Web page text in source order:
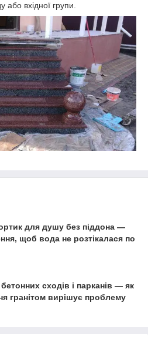
або вхідної групи.
для душу без піддона —
щоб вода не розтікалася по
сходів і парканів — як
гранітом вирішує проблему